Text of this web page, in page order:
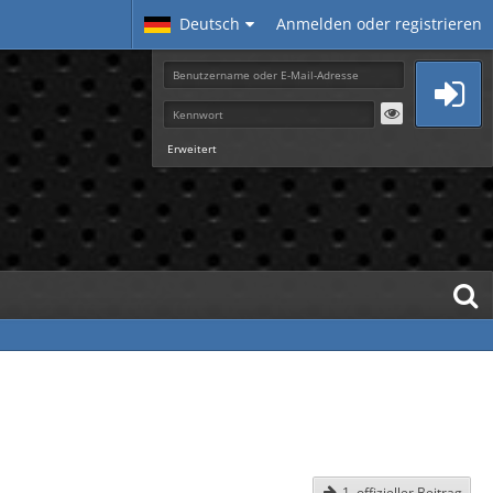
Deutsch Anmelden oder registrieren
Erweitert